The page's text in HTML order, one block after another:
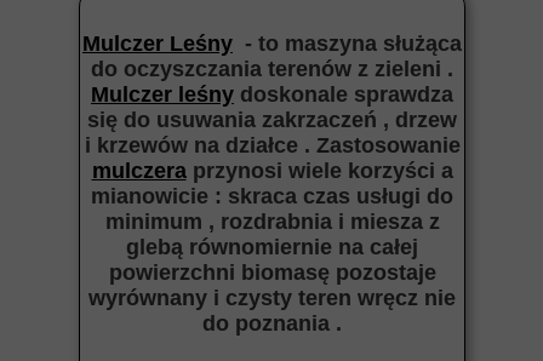
Mulczer Leśny - to maszyna służąca
do oczyszczania terenów z zieleni .
Mulczer leśny doskonale sprawdza
się do usuwania zakrzaczeń , drzew
i krzewów na działce . Zastosowanie
mulczeraprzynosi wiele korzyści a
mianowicie : skraca czas usługi do
minimum , rozdrabnia i miesza z
glebą równomiernie na całej
powierzchni biomasę pozostaje
wyrównany i czysty teren wręcz nie
do poznania .